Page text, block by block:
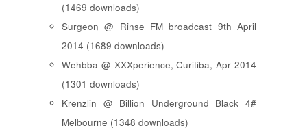
(1469 downloads)
Surgeon @ Rinse FM broadcast 9th April
2014 (1689 downloads)
Wehbba @ XXXperience, Curitiba, Apr 2014
(1301 downloads)
Krenzlin @ Billion Underground Black 4#
Melbourne (1348 downloads)